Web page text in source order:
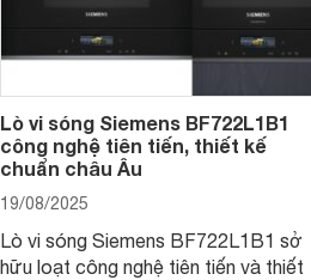
Lò vi sóng Siemens BF722L1B1
công nghệ tiên tiến, thiết kế
chuẩn châu Âu
19/08/2025
Lò vi sóng Siemens BF722L1B1 sở
hữu loạt công nghệ tiên tiến và thiết